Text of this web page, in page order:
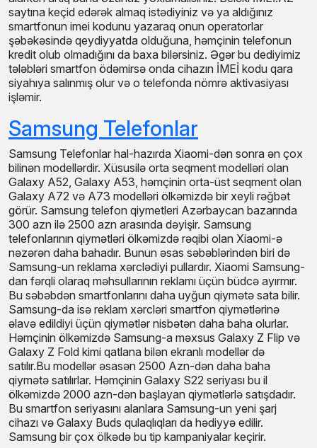
saytına keçid edərək almaq istədiyiniz və ya aldığınız
smartfonun imei kodunu yazaraq onun operatorlar
şəbəkəsində qeydiyyatda olduğuna, həmçinin telefonun
kredit olub olmadığını da baxa bilərsiniz. Əgər bu dediyimiz
tələbləri smartfon ödəmirsə onda cihazın İMEİ kodu qara
siyahıya salınmış olur və o telefonda nömrə aktivasiyası
işləmir.
Samsung Telefonlar
Samsung Telefonlar hal-hazırda Xiaomi-dən sonra ən çox
bilinən modellərdir. Xüsusilə orta seqment modelləri olan
Galaxy A52, Galaxy A53, həmçinin orta-üst seqment olan
Galaxy A72 və A73 modelləri ölkəmizdə bir xeyli rəğbət
görür. Samsung telefon qiymetleri Azərbaycan bazarında
300 azn ilə 2500 azn arasında dəyişir. Samsung
telefonlarının qiymətləri ölkəmizdə rəqibi olan Xiaomi-ə
nəzərən daha bahadır. Bunun əsas səbəblərindən biri də
Samsung-un reklama xərclədiyi pullardır. Xiaomi Samsung-
dan fərqli olaraq məhsullarının reklamı üçün büdcə ayırmır.
Bu səbəbdən smartfonlarını daha uyğun qiymətə sata bilir.
Samsung-da isə reklam xərcləri smartfon qiymətlərinə
əlavə edildiyi üçün qiymətlər nisbətən daha baha olurlar.
Həmçinin ölkəmizdə Samsung-a məxsus Galaxy Z Flip və
Galaxy Z Fold kimi qatlana bilən ekranlı modellər də
satılır.Bu modellər əsasən 2500 Azn-dən daha baha
qiymətə satılırlar. Həmçinin Galaxy S22 seriyası bu il
ölkəmizdə 2000 azn-dən başlayan qiymətlərlə satışdadır.
Bu smartfon seriyasını alanlara Samsung-un yeni şarj
cihazı və Galaxy Buds qulaqlıqları da hədiyyə edilir.
Samsung bir çox ölkədə bu tip kampaniyalar keçirir.